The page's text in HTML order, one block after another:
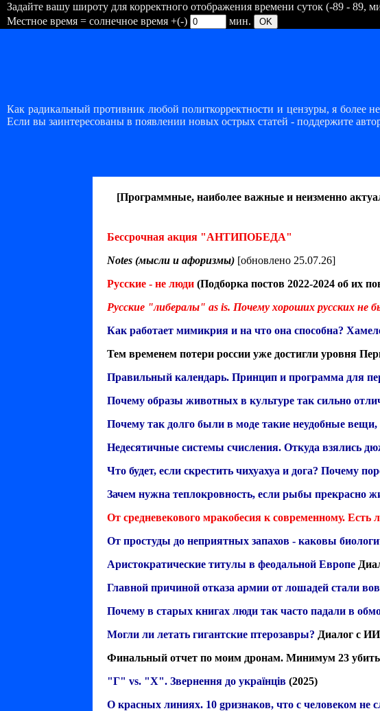
Задайте вашу широту для корректного отображения времени суток (-89 - 89,
Местное время = солнечное время +(-)
мин.
Как радикальный противник любой политкорректности и цензуры, я более
Если вы заинтересованы в появлении новых острых статей - поддержите
[Программные, наиболее важные и неизменно
Бессрочная акция "АНТИПОБЕДА"
Notes (мысли и афоризмы) [обновлено 25.07.26]
Русские - не люди(Подборка постов 2022-2024 об их
Русские "либералы" as is. Почему хороших русских не
Как работает мимикрия и на что она способна?
Тем временем потери россии уже достигли уровня
Правильный календарь. Принцип и программа для
Почему образы животных в культуре так сильно
Почему так долго были в моде такие неудобные
Недесятичные системы счисления. Откуда взялись
Что будет, если скрестить чихуахуа и дога? Почему
Зачем нужна теплокровность, если рыбы прекрасно
От средневекового мракобесия к современному. Есть
От простуды до неприятных запахов - каковы
Аристократические титулы в феодальной Европе
Главной причиной отказа армии от лошадей стали
Почему в старых книгах люди так часто падали в
Могли ли летать гигантские птерозавры? Диалог с
Финальный отчет по моим дронам. Минимум 23
"Г" vs. "Х". Звернення до українців(2025)
О красных линиях. 10 gризнаков, что с человеком не